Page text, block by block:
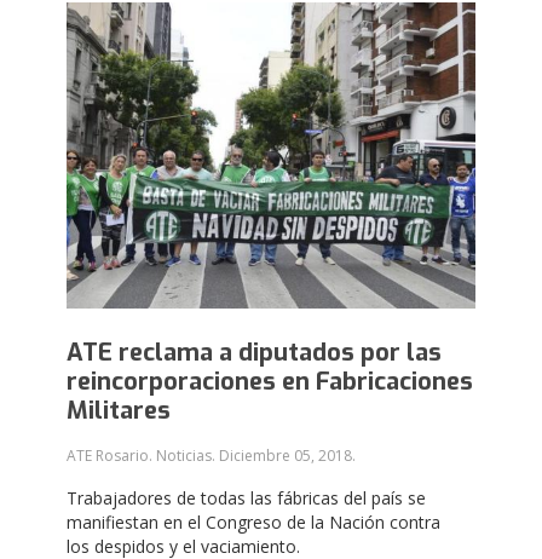
ATE reclama a diputados por las
reincorporaciones en Fabricaciones
Militares
ATE Rosario. Noticias. Diciembre 05, 2018.
Trabajadores de todas las fábricas del país se
manifiestan en el Congreso de la Nación contra
los despidos y el vaciamiento.